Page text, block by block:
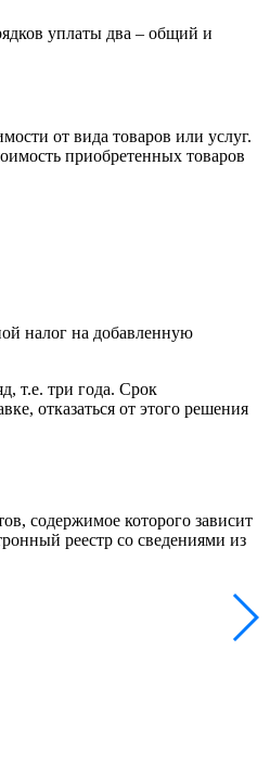
уплаты два – общий и
от вида товаров или услуг.
приобретенных товаров
налог на добавленную
т.е. три года. Срок
отказаться от этого решения
содержимое которого зависит
реестр со сведениями из